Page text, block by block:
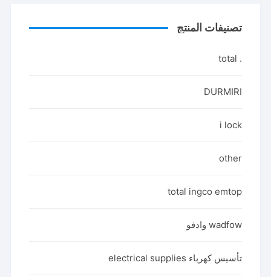
تصنيفات المنتج
. total
DURMIRI
i lock
other
total ingco emtop
wadfow وادفو
تأسيس كهرباء electrical supplies